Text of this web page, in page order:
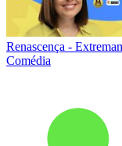
Renascença -
Comédia